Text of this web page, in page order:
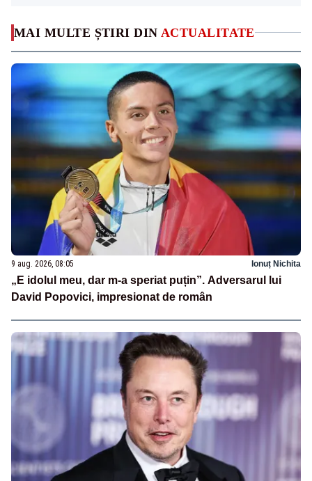
MAI MULTE ȘTIRI DIN ACTUALITATE
9 aug. 2026, 08:05 Ionuț Nichita
„E idolul meu, dar m-a speriat puțin”. Adversarul lui
David Popovici, impresionat de român